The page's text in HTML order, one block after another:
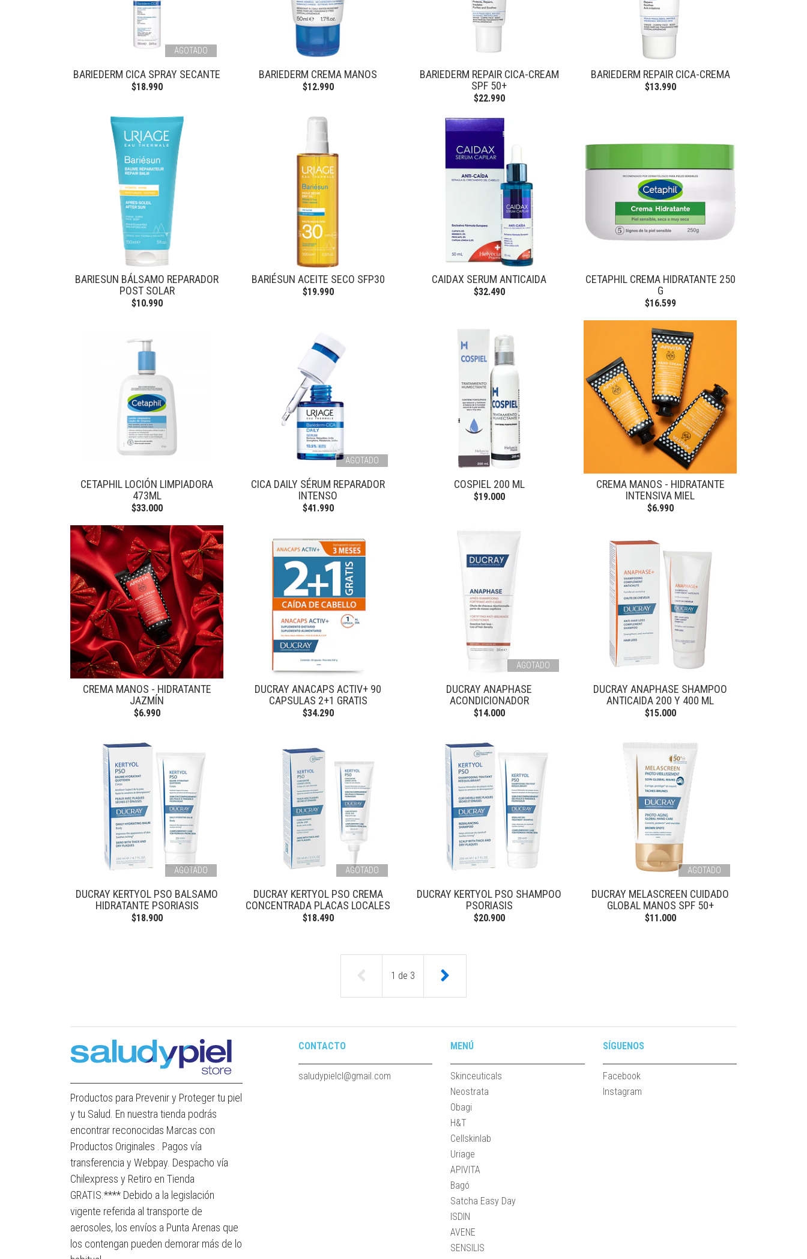
AGOTADO
BARIEDERM CICA SPRAY SECANTE
$18.990
BARIEDERM CREMA MANOS
$12.990
BARIEDERM REPAIR CICA-CREAM
SPF 50+
$22.990
BARIEDERM REPAIR CICA-CREMA
$13.990
BARIESUN BÁLSAMO REPARADOR
POST SOLAR
$10.990
BARIÉSUN ACEITE SECO SFP30
$19.990
CAIDAX SERUM ANTICAIDA
$32.490
CETAPHIL CREMA HIDRATANTE 250
G
$16.599
CETAPHIL LOCIÓN LIMPIADORA
473ML
$33.000
AGOTADO
CICA DAILY SÉRUM REPARADOR
INTENSO
$41.990
COSPIEL 200 ML
$19.000
CREMA MANOS - HIDRATANTE
INTENSIVA MIEL
$6.990
CREMA MANOS - HIDRATANTE
JAZMÍN
$6.990
DUCRAY ANACAPS ACTIV+ 90
CAPSULAS 2+1 GRATIS
$34.290
AGOTADO
DUCRAY ANAPHASE
ACONDICIONADOR
$14.000
DUCRAY ANAPHASE SHAMPOO
ANTICAIDA 200 Y 400 ML
$15.000
AGOTADO
DUCRAY KERTYOL PSO BALSAMO
HIDRATANTE PSORIASIS
$18.900
AGOTADO
DUCRAY KERTYOL PSO CREMA
CONCENTRADA PLACAS LOCALES
$18.490
DUCRAY KERTYOL PSO SHAMPOO
PSORIASIS
$20.900
AGOTADO
DUCRAY MELASCREEN CUIDADO
GLOBAL MANOS SPF 50+
$11.000
1 de 3
Productos para Prevenir y Proteger tu piel
y tu Salud. En nuestra tienda podrás
encontrar reconocidas Marcas con
Productos Originales . Pagos vía
transferencia y Webpay. Despacho vía
Chilexpress y Retiro en Tienda
GRATIS.**** Debido a la legislación
vigente referida al transporte de
aerosoles, los envíos a Punta Arenas que
los contengan pueden demorar más de lo
CONTACTO
saludypielcl@gmail.com
MENÚ
Skinceuticals
Neostrata
Obagi
H&T
Cellskinlab
Uriage
APIVITA
Bagó
Satcha Easy Day
ISDIN
AVENE
SENSILIS
SÍGUENOS
Facebook
Instagram